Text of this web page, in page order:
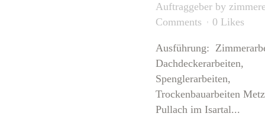
Auftraggeber by
Comments
0 Likes
Ausführung:
Dachdeckerarbeiten,
Spenglerarbeiten,
Trockenbauarbeiten
Pullach im Isartal...